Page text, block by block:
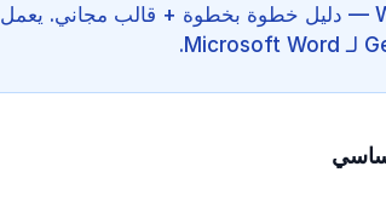
حل سريع لـ Word — دليل خطوة بخطوة + قالب مجاني. يعمل